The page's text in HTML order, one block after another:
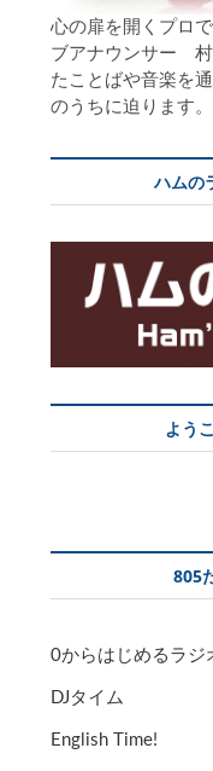
心の扉を開くプロ
ブアナウンサー 村
たことばや音楽を
のうちに迫ります。
ハムの
よう
805
0からはじめるラジ
DJタイム
English Time!